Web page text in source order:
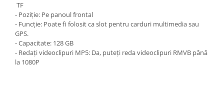
TF
- Poziție: Pe panoul frontal
- Funcție: Poate fi folosit ca slot pentru carduri multimedia sau
GPS.
- Capacitate: 128 GB
- Redați videoclipuri MP5: Da, puteți reda videoclipuri RMVB până
la 1080P